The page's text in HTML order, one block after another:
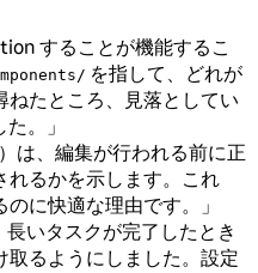
することが機能するこ
を指して、どれが
ねたところ、見落としてい
。」
）は、編集が行われる前に正
れるかを示します。これ
に快適な理由です。」
長いタスクが完了したとき
取るようにしました。設定